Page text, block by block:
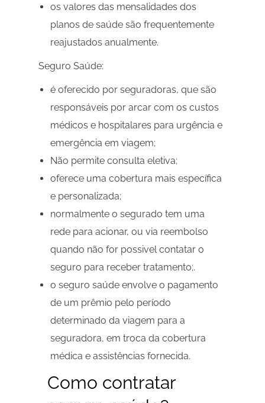
os valores das mensalidades dos
planos de saúde são frequentemente
reajustados anualmente.
Seguro Saúde:
é oferecido por seguradoras, que são
responsáveis por arcar com os custos
médicos e hospitalares para urgência e
emergência em viagem;
Não permite consulta eletiva;
oferece uma cobertura mais específica
e personalizada;
normalmente o segurado tem uma
rede para acionar, ou via reembolso
quando não for possivel contatar o
seguro para receber tratamento;.
o seguro saúde envolve o pagamento
de um prêmio pelo período
determinado da viagem para a
seguradora, em troca da cobertura
médica e assistências fornecida.
Como contratar